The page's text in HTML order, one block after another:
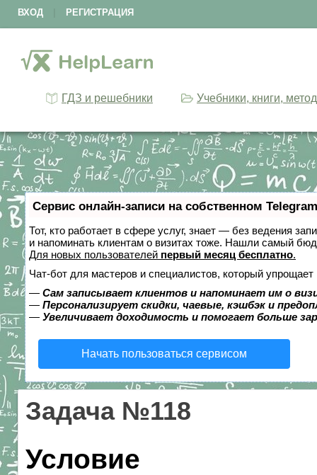
ВХОД РЕГИСТРАЦИЯ
ГДЗ и решебники Учебники, книги,
Сервис онлайн-записи на собственном
Тот, кто работает в сфере услуг, знает — без ведения
и напоминать клиентам о визитах тоже. Нашли самый
Для новых пользователей первый месяц бесплатно.
Чат-бот для мастеров и специалистов, который упрощает
— Сам записывает клиентов и напоминает им о
— Персонализирует скидки, чаевые, кэшбэк и
— Увеличивает доходимость и помогает больше
Начать пользоваться сервисом
Задача №118
Условие